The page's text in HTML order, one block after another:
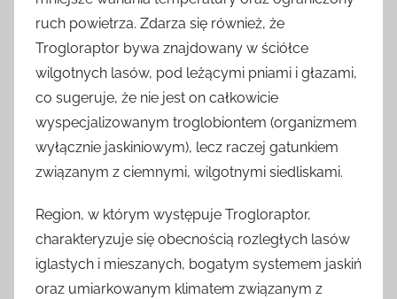
ruch powietrza. Zdarza się również, że
Trogloraptor bywa znajdowany w ściółce
wilgotnych lasów, pod leżącymi pniami i głazami,
co sugeruje, że nie jest on całkowicie
wyspecjalizowanym troglobiontem (organizmem
wyłącznie jaskiniowym), lecz raczej gatunkiem
związanym z ciemnymi, wilgotnymi siedliskami.
Region, w którym występuje Trogloraptor,
charakteryzuje się obecnością rozległych lasów
iglastych i mieszanych, bogatym systemem jaskiń
oraz umiarkowanym klimatem związanym z